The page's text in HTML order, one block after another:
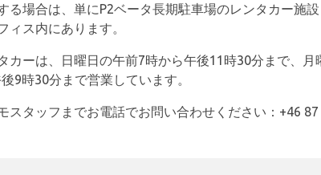
場合は、単にP2ベータ長期駐車場のレンタカー施
ス内にあります。
カーは、日曜日の午前7時から午後11時30分まで、月
9時30分まで営業しています。
タッフまでお電話でお問い合わせください：+46 87